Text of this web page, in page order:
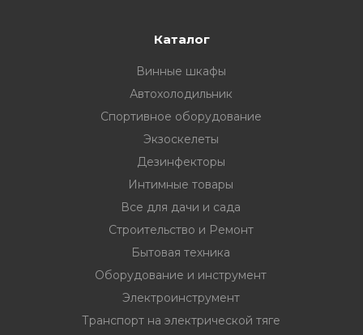
Каталог
Винные шкафы
Автохолодильник
Спортивное оборудование
Экзоскелеты
Дезинфекторы
Интимные товары
Все для дачи и сада
Строительство и Ремонт
Бытовая техника
Оборудование и инструмент
Электроинструмент
Транспорт на электрической тяге